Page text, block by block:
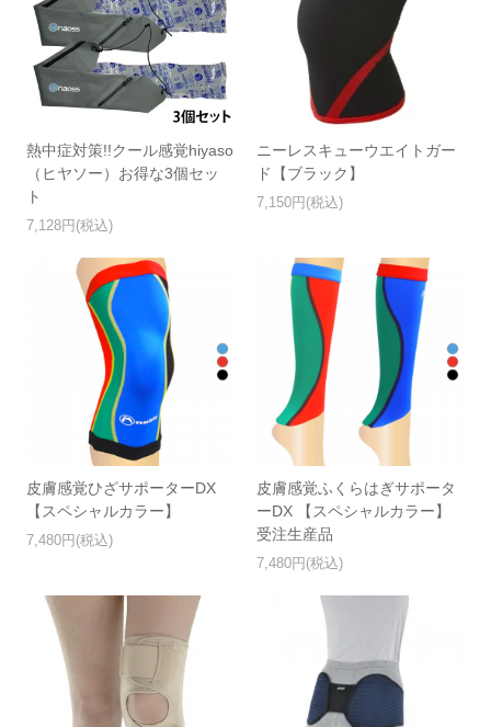
熱中症対策!!クール感覚hiyaso
（ヒヤソー）お得な3個セッ
ト
7,128円(税込)
ニーレスキューウエイトガー
ド【ブラック】
7,150円(税込)
皮膚感覚ひざサポーターDX
【スペシャルカラー】
7,480円(税込)
皮膚感覚ふくらはぎサポータ
ーDX 【スペシャルカラー】
受注生産品
7,480円(税込)